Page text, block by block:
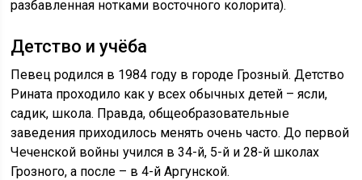
разбавленная нотками восточного колорита).
Детство и учёба
Певец родился в 1984 году в городе Грозный. Детство
Рината проходило как у всех обычных детей – ясли,
садик, школа. Правда, общеобразовательные
заведения приходилось менять очень часто. До первой
Чеченской войны учился в 34-й, 5-й и 28-й школах
Грозного, а после – в 4-й Аргунской.